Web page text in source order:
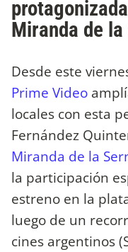
Miranda de
Desde este
Prime Video
locales con esta
Fernández
Miranda de la
la participación
estreno en la
luego de un
cines argentinos